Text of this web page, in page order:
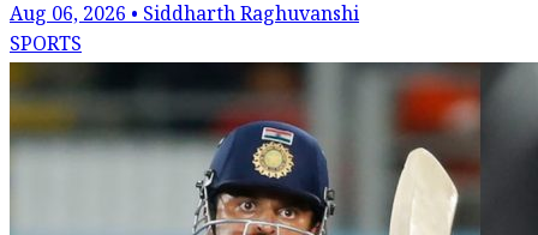
Aug 06, 2026 • Siddharth Raghuvanshi
SPORTS